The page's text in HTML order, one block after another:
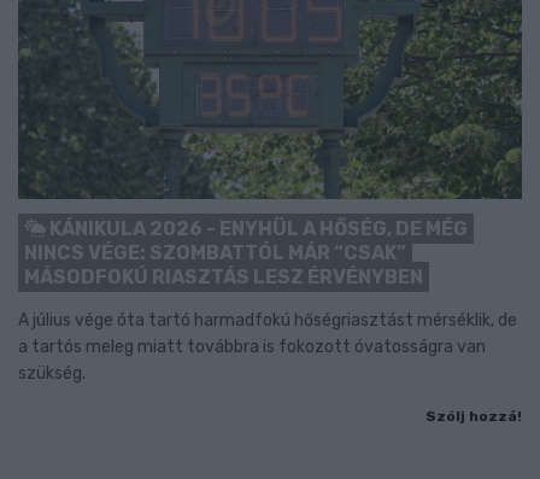
KÁNIKULA 2026 - ENYHÜL A HŐSÉG, DE MÉG
NINCS VÉGE: SZOMBATTÓL MÁR “CSAK”
MÁSODFOKÚ RIASZTÁS LESZ ÉRVÉNYBEN
A július vége óta tartó harmadfokú hőségriasztást mérséklik, de
a tartós meleg miatt továbbra is fokozott óvatosságra van
szükség.
Szólj hozzá!